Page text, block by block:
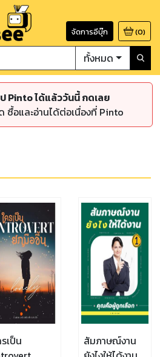
จัดการอีบุ๊ก (0)
ทั้งหมด
Pinto ได้แล้ววันนี้ กดเลย
ซื้อและอ่านได้ต่อเนื่องที่ Pinto
เป็น
สัมภาษณ์งาน